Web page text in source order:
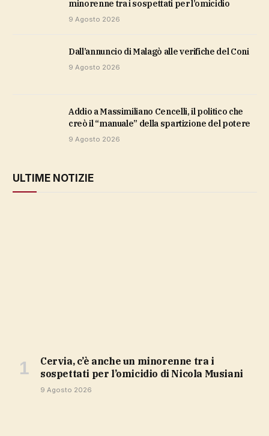
minorenne tra i sospettati per l’omicidio
9 Agosto 2026
dall’annuncio di Malagò alle verifiche del Coni
9 Agosto 2026
Addio a Massimiliano Cencelli, il politico che
creò il “manuale” della spartizione del potere
9 Agosto 2026
ULTIME NOTIZIE
Cervia, c’è anche un minorenne tra i
sospettati per l’omicidio di Nicola Musiani
9 Agosto 2026